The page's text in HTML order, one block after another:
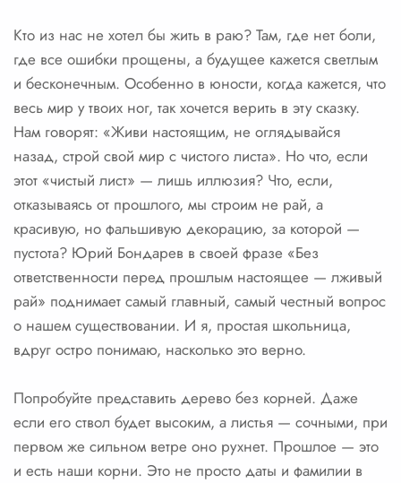
Кто из нас не хотел бы жить в раю? Там, где нет боли,
где все ошибки прощены, а будущее кажется светлым
и бесконечным. Особенно в юности, когда кажется, что
весь мир у твоих ног, так хочется верить в эту сказку.
Нам говорят: «Живи настоящим, не оглядывайся
назад, строй свой мир с чистого листа». Но что, если
этот «чистый лист» — лишь иллюзия? Что, если,
отказываясь от прошлого, мы строим не рай, а
красивую, но фальшивую декорацию, за которой —
пустота? Юрий Бондарев в своей фразе «Без
ответственности перед прошлым настоящее — лживый
рай» поднимает самый главный, самый честный вопрос
о нашем существовании. И я, простая школьница,
вдруг остро понимаю, насколько это верно.
Попробуйте представить дерево без корней. Даже
если его ствол будет высоким, а листья — сочными, при
первом же сильном ветре оно рухнет. Прошлое — это
и есть наши корни. Это не просто даты и фамилии в